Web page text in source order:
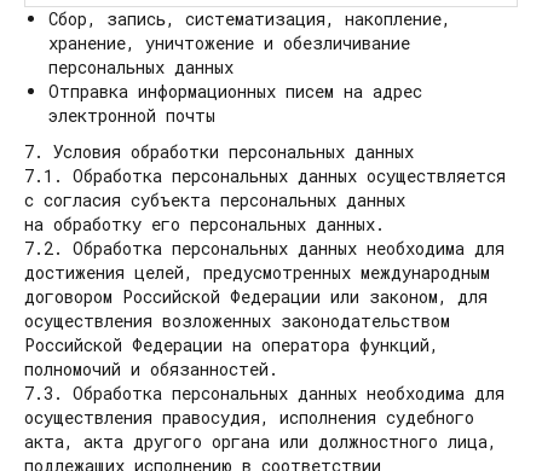
Сбор, запись, систематизация, накопление,
хранение, уничтожение и обезличивание
персональных данных
Отправка информационных писем на адрес
электронной почты
7. Условия обработки персональных данных
7.1. Обработка персональных данных осуществляется
с согласия субъекта персональных данных
на обработку его персональных данных.
7.2. Обработка персональных данных необходима для
достижения целей, предусмотренных международным
договором Российской Федерации или законом, для
осуществления возложенных законодательством
Российской Федерации на оператора функций,
полномочий и обязанностей.
7.3. Обработка персональных данных необходима для
осуществления правосудия, исполнения судебного
акта, акта другого органа или должностного лица,
подлежащих исполнению в соответствии